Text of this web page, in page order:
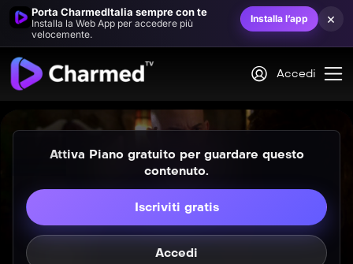
Porta CharmedItalia sempre con te
Installa la Web App per accedere più
velocemente.
Installa l’app ×
Accedi
Attiva Piano gratuito per guardare questo
contenuto.
Iscriviti gratis
Accedi
S07E13
Le verità nascoste
S07E14
S07E15
Il cabaret incantato